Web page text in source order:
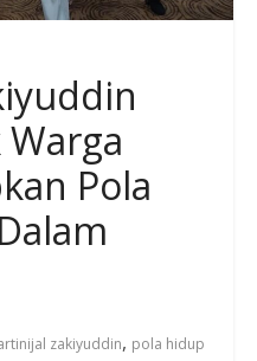
Pola
zakiyuddin, pola hidup